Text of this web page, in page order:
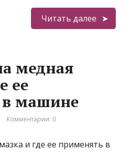
Читать далее
медная
ее
машине
Комментарии: 0
и где ее применять в